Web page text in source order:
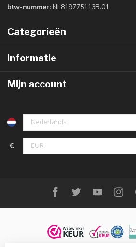
btw-nummer: NL819775113B.01
Categorieën
Informatie
Mijn account
€